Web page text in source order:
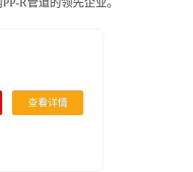
R管道的领先企业。
查看详情